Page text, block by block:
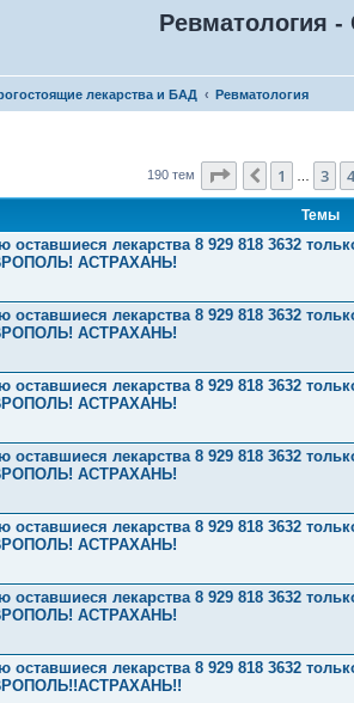
Ревматология -
лекарства и БАД Ревматология
190 тем Страница из 8
Пред.
1 3 4
Темы
оставшиеся лекарства 8 929 818 3632
АСТРАХАНЬ!
оставшиеся лекарства 8 929 818 3632
АСТРАХАНЬ!
оставшиеся лекарства 8 929 818 3632
АСТРАХАНЬ!
оставшиеся лекарства 8 929 818 3632
АСТРАХАНЬ!
оставшиеся лекарства 8 929 818 3632
АСТРАХАНЬ!
оставшиеся лекарства 8 929 818 3632
АСТРАХАНЬ!
оставшиеся лекарства 8 929 818 3632